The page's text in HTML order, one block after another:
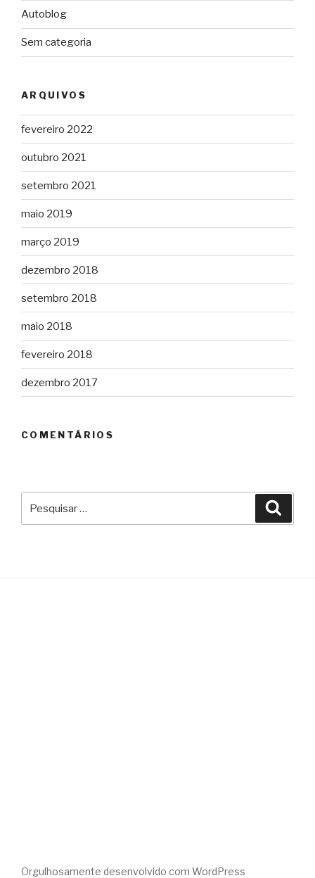
Autoblog
Sem categoria
ARQUIVOS
fevereiro 2022
outubro 2021
setembro 2021
maio 2019
março 2019
dezembro 2018
setembro 2018
maio 2018
fevereiro 2018
dezembro 2017
COMENTÁRIOS
por:
Orgulhosamente desenvolvido com WordPress